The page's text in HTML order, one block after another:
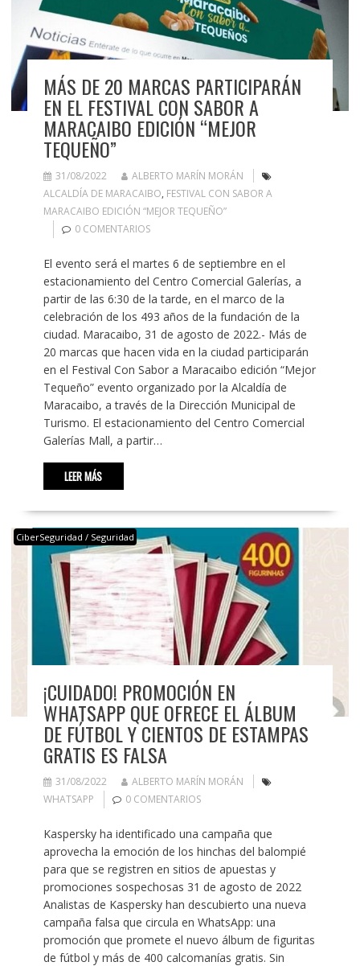
MÁS DE 20 MARCAS PARTICIPARÁN
EN EL FESTIVAL CON SABOR A
MARACAIBO EDICIÓN “MEJOR
TEQUEÑO”
31/08/2022
ALBERTO MARÍN MORÁN
ALCALDÍA DE MARACAIBO, FESTIVAL CON SABOR A
MARACAIBO EDICIÓN “MEJOR TEQUEÑO”
0 COMENTARIOS
El evento será el martes 6 de septiembre en el
estacionamiento del Centro Comercial Galerías, a
partir de las 6:30 de la tarde, en el marco de la
celebración de los 493 años de la fundación de la
ciudad. Maracaibo, 31 de agosto de 2022.- Más de
20 marcas que hacen vida en la ciudad participarán
en el Festival Con Sabor a Maracaibo edición “Mejor
Tequeño” evento organizado por la Alcaldía de
Maracaibo, a través de la Dirección Municipal de
Turismo. El estacionamiento del Centro Comercial
Galerías Mall, a partir…
LEER MÁS
CiberSeguridad / Seguridad
¡CUIDADO! PROMOCIÓN EN
WHATSAPP QUE OFRECE EL ÁLBUM
DE FÚTBOL Y CIENTOS DE ESTAMPAS
GRATIS ES FALSA
31/08/2022
ALBERTO MARÍN MORÁN
WHATSAPP
0 COMENTARIOS
Kaspersky ha identificado una campaña que
aprovecha la emoción de los hinchas del balompié
para que se registren en sitios de apuestas y
promociones sospechosas 31 de agosto de 2022
Analistas de Kaspersky han descubierto una nueva
campaña falsa que circula en WhatsApp: una
promoción que promete el nuevo álbum de figuritas
de fútbol y más de 400 calcomanías gratis. Sin